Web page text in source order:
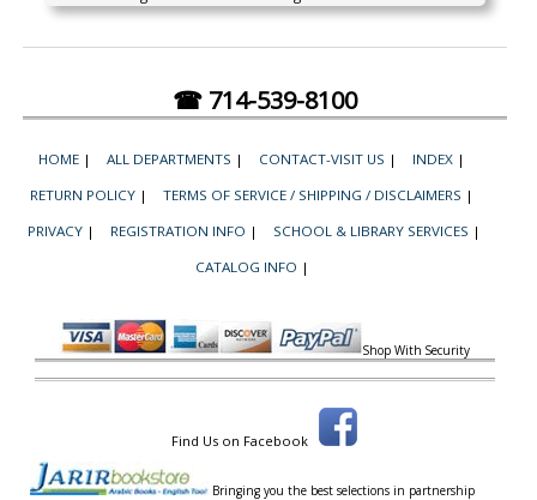
☎ 714-539-8100
HOME | ALL DEPARTMENTS | CONTACT-VISIT US | INDEX |
RETURN POLICY | TERMS OF SERVICE / SHIPPING / DISCLAIMERS |
PRIVACY | REGISTRATION INFO | SCHOOL & LIBRARY SERVICES |
CATALOG INFO |
Shop With Security
Find Us on Facebook
Bringing you the best selections in partnership